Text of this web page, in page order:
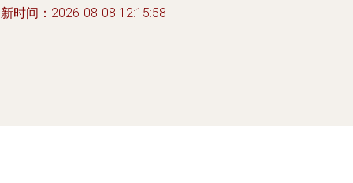
时间：2026-08-08 12:15:58